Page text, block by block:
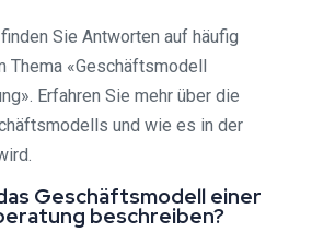
Sie Antworten auf häufig
«Geschäftsmodell
Erfahren Sie mehr über die
und wie es in der
das Geschäftsmodell einer
beschreiben?